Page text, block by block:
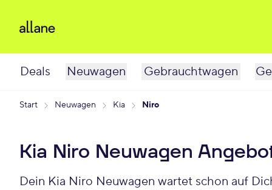
Deals Neuwagen Gebrauchtwagen
Start Neuwagen Kia Niro
Kia Niro Neuwagen
Dein Kia Niro Neuwagen wartet schon auf